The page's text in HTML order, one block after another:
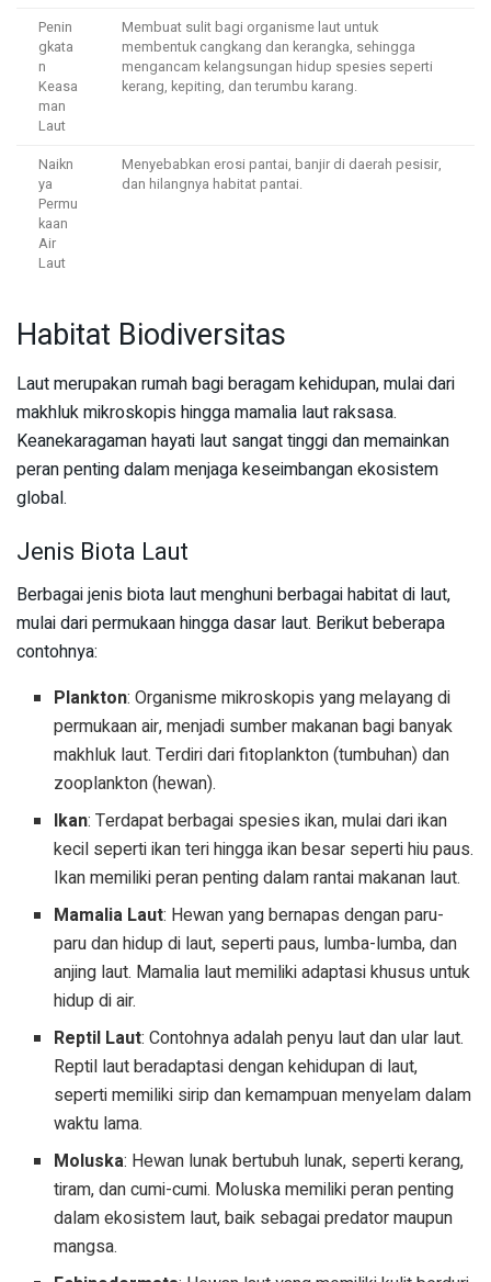
Penin
gkata
n
Keasa
man
Laut
Membuat sulit bagi organisme laut untuk
membentuk cangkang dan kerangka, sehingga
mengancam kelangsungan hidup spesies seperti
kerang, kepiting, dan terumbu karang.
Naikn
ya
Permu
kaan
Air
Laut
Menyebabkan erosi pantai, banjir di daerah pesisir,
dan hilangnya habitat pantai.
Habitat Biodiversitas
Laut merupakan rumah bagi beragam kehidupan, mulai dari
makhluk mikroskopis hingga mamalia laut raksasa.
Keanekaragaman hayati laut sangat tinggi dan memainkan
peran penting dalam menjaga keseimbangan ekosistem
global.
Jenis Biota Laut
Berbagai jenis biota laut menghuni berbagai habitat di laut,
mulai dari permukaan hingga dasar laut. Berikut beberapa
contohnya:
Plankton: Organisme mikroskopis yang melayang di
permukaan air, menjadi sumber makanan bagi banyak
makhluk laut. Terdiri dari fitoplankton (tumbuhan) dan
zooplankton (hewan).
Ikan: Terdapat berbagai spesies ikan, mulai dari ikan
kecil seperti ikan teri hingga ikan besar seperti hiu paus.
Ikan memiliki peran penting dalam rantai makanan laut.
Mamalia Laut: Hewan yang bernapas dengan paru-
paru dan hidup di laut, seperti paus, lumba-lumba, dan
anjing laut. Mamalia laut memiliki adaptasi khusus untuk
hidup di air.
Reptil Laut: Contohnya adalah penyu laut dan ular laut.
Reptil laut beradaptasi dengan kehidupan di laut,
seperti memiliki sirip dan kemampuan menyelam dalam
waktu lama.
Moluska: Hewan lunak bertubuh lunak, seperti kerang,
tiram, dan cumi-cumi. Moluska memiliki peran penting
dalam ekosistem laut, baik sebagai predator maupun
mangsa.